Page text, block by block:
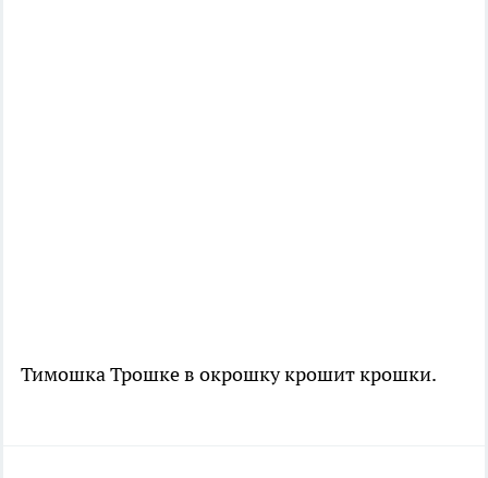
Тимошка Трошке в окрошку крошит крошки.